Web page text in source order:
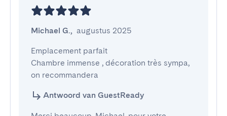
Michael G., augustus 2025
Emplacement parfait
Chambre immense , décoration très sympa,
on recommandera
Antwoord van GuestReady